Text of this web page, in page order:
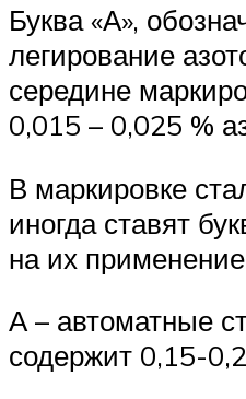
Буква «А»,
легирование
середине
0,015 – 0,025 %
В маркировке
иногда ставят
на их
А – автоматные
содержит 0,15-